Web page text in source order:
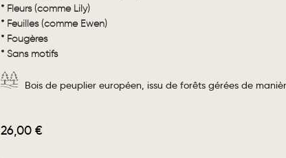
* Fleurs (comme Lily)
* Feuilles (comme Ewen)
* Fougères
* Sans motifs
Bois de peuplier européen, issu de forêts gérées de
26,00 €